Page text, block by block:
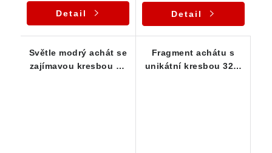
Detail Detail
Světle modrý achát se
zajímavou kresbou 35
Fragment achátu s
unikátní kresbou 32 x